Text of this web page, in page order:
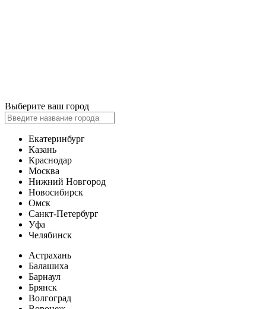
Выберите ваш город
Екатеринбург
Казань
Краснодар
Москва
Нижний Новгород
Новосибирск
Омск
Санкт-Петербург
Уфа
Челябинск
Астрахань
Балашиха
Барнаул
Брянск
Волгоград